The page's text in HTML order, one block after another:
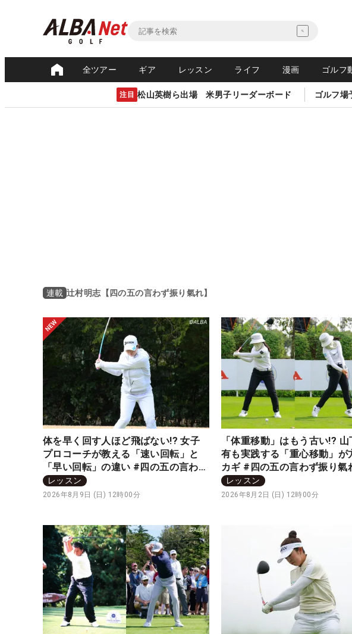
全ツアー ギア レッスン ライフ 漫画 ゴルフ
注目 松山英樹ら出場 米男子リーダーボード ゴルフ場
連載 辻村明志【四の五の言わず振り氣れ】
体を早く回す人ほど飛ばない!? 女子
プロコーチが教える「速い回転」と
「早い回転」の違い #四の五の言わず
振り氣れ
レッスン
2026年8月9日 (日) 12時00分
「体重移動」はもう古い!?
有も実践する「重心移動」が
カギ #四の五の言わず振り氣
レッスン
2026年8月2日 (日) 12時00分